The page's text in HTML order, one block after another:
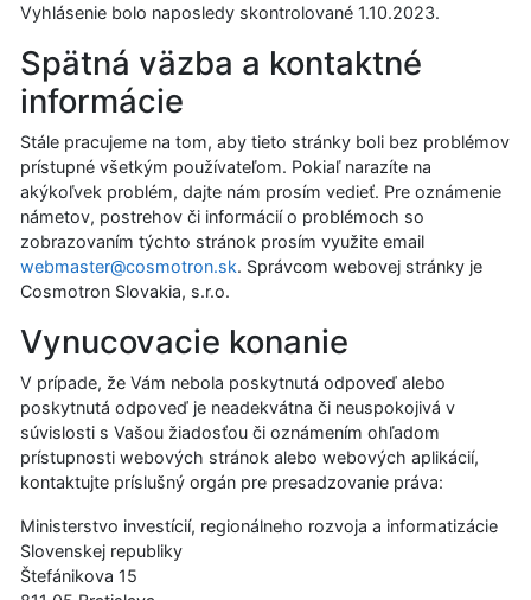
Vyhlásenie bolo naposledy skontrolované 1.10.2023.
Spätná väzba a kontaktné
informácie
Stále pracujeme na tom, aby tieto stránky boli bez problémov
prístupné všetkým používateľom. Pokiaľ narazíte na
akýkoľvek problém, dajte nám prosím vedieť. Pre oznámenie
námetov, postrehov či informácií o problémoch so
zobrazovaním týchto stránok prosím využite email
webmaster@cosmotron.sk. Správcom webovej stránky je
Cosmotron Slovakia, s.r.o.
Vynucovacie konanie
V prípade, že Vám nebola poskytnutá odpoveď alebo
poskytnutá odpoveď je neadekvátna či neuspokojivá v
súvislosti s Vašou žiadosťou či oznámením ohľadom
prístupnosti webových stránok alebo webových aplikácií,
kontaktujte príslušný orgán pre presadzovanie práva:
Ministerstvo investícií, regionálneho rozvoja a informatizácie
Slovenskej republiky
Štefánikova 15